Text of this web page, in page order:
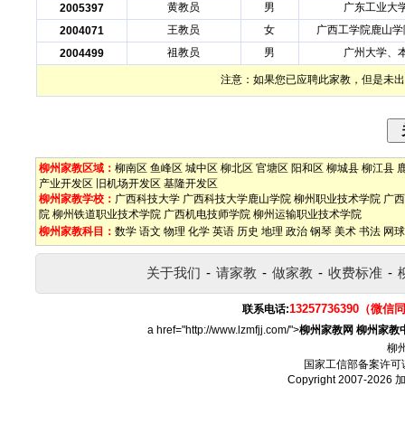
2005397
黄教员 男
广东工业大
2004071
王教员 女
广西工学院鹿山
2004499
祖教员 男 广州大学、
注意：如果您已应聘此家教，但是未
柳州家教区域： 柳南区 鱼峰区 城中区 柳北区 官塘区 阳和区 柳城县 柳江县
产业开发区
旧机场开发区 基隆开发区
柳州家教学校： 广西科技大学 广西科技大学鹿山学院 柳州职业技术学院 广
院 柳州铁道职业技术学院 广西机电技师学院 柳州运输职业技术学院
柳州家教科目： 数学 语文 物理 化学 英语 历史 地理 政治 钢琴 美术 书法 网球
关于我们 - 请家教 - 做家教 - 收费标准 -
联系电话:13257736390（微信
a href="http://www.lzmfjj.com/">柳州家教网 柳州家教
柳
国家工信部备案许可
Copyright 2007-2026